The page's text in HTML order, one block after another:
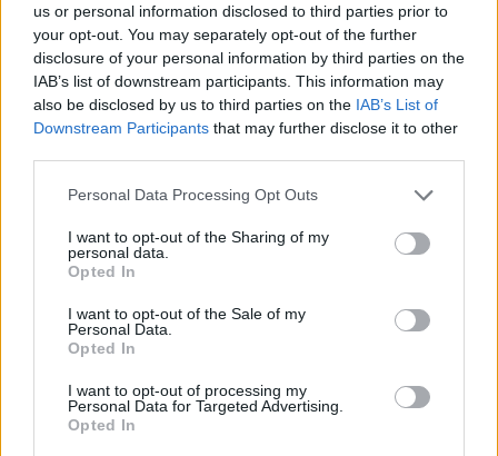
us or personal information disclosed to third parties prior to
your opt-out. You may separately opt-out of the further
disclosure of your personal information by third parties on the
IAB’s list of downstream participants. This information may
also be disclosed by us to third parties on the IAB’s List of
Downstream Participants that may further disclose it to other
Personal Data Processing Opt Outs
I want to opt-out of the Sharing of my
personal data.
Opted In
I want to opt-out of the Sale of my
Personal Data.
Opted In
I want to opt-out of processing my
Personal Data for Targeted Advertising.
Opted In
consciências para a riqueza do vasto património
florestal nacional e para a problemática dos
incêndios florestais.
A Guarda Nacional Republicana está empenhada em
ser um dos pilares dinamizadores da preservação da
Floresta e, nesse âmbito, esta a iniciativa para além
cidadania, cooperação e sensibilização para com a
sociedade.
Artigo anterior
Internacional de Ação Pelos Rios
máquina para tratamento do